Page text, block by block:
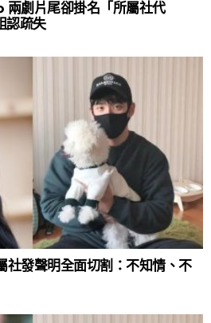
劇片尾卻掛名「所屬社代
認疏失
發聲明全面切割：不知情、不